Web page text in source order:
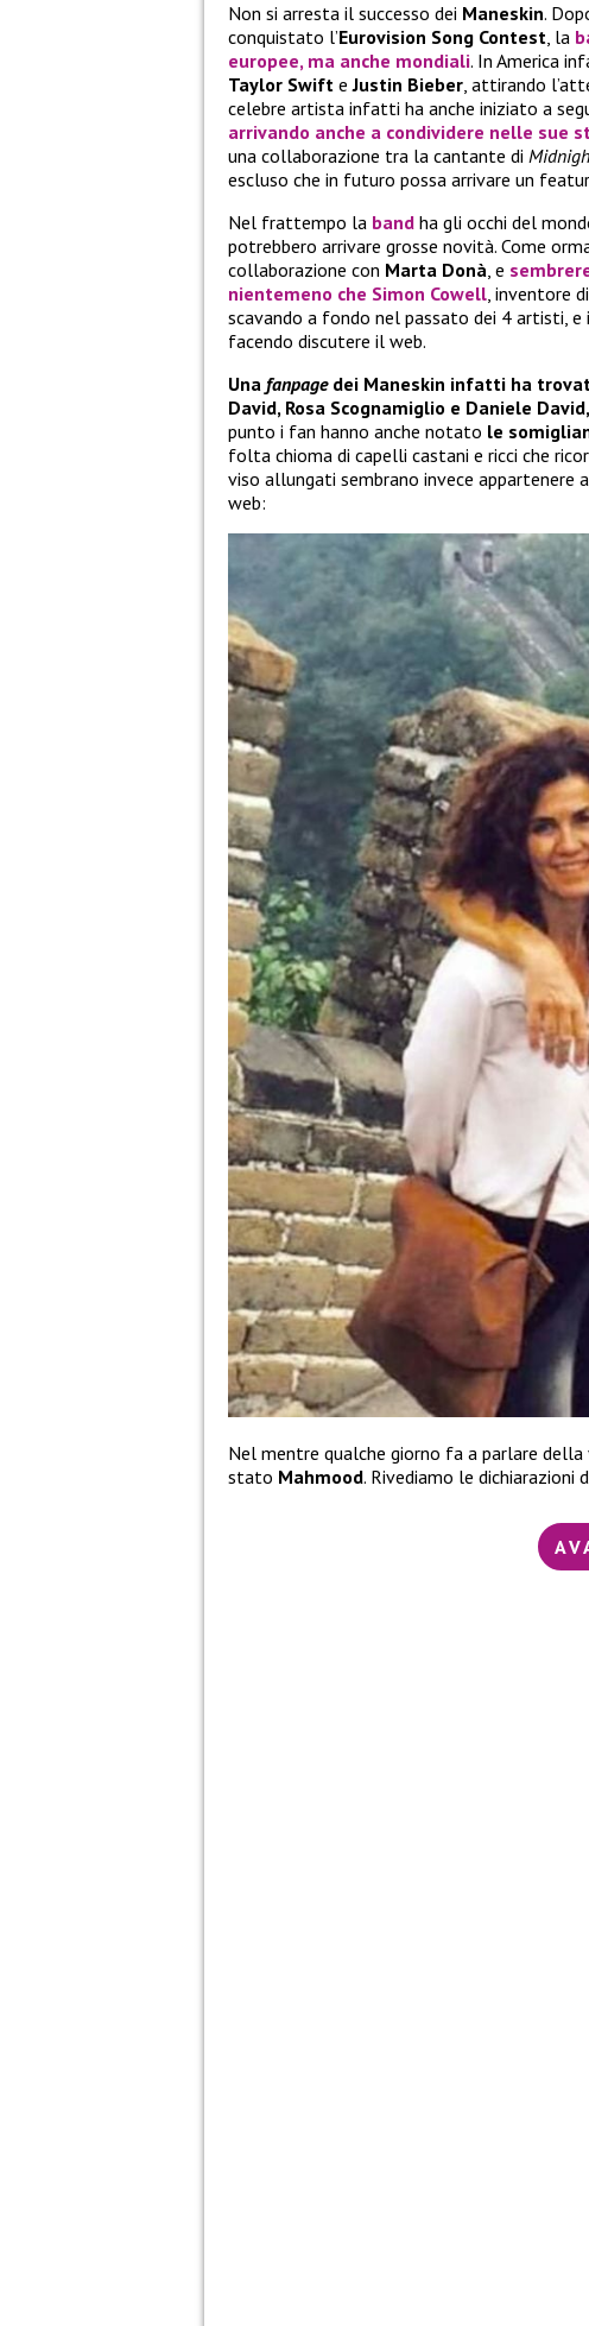
Non si arresta il successo dei Maneskin.
conquistato l’Eurovision Song Contest, la
europee, ma anche mondiali. In America
Taylor Swift eJustin Bieber, attirando
celebre artista infatti ha anche iniziato a
arrivando anche a condividere nelle sue
una collaborazione tra la cantante di
escluso che in futuro possa arrivare un
Nel frattempo la band ha gli occhi del
potrebbero arrivare grosse novità. Come
collaborazione con Marta Donà, e
nientemeno che Simon Cowell, inventore di
scavando a fondo nel passato dei 4 artisti,
facendo discutere il web.
Una fanpagedei Maneskin infatti ha
David, Rosa Scognamiglio e Daniele
punto i fan hanno anche notato le
folta chioma di capelli castani e ricci che
viso allungati sembrano invece
web:
Nel mentre qualche giorno fa a parlare
stato Mahmood. Rivediamo le dichiarazioni